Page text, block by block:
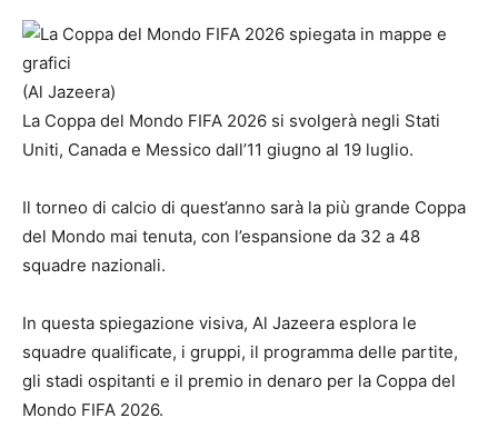
(Al Jazeera)
La Coppa del Mondo FIFA 2026 si svolgerà negli Stati
Uniti, Canada e Messico dall’11 giugno al 19 luglio.
Il torneo di calcio di quest’anno sarà la più grande Coppa
del Mondo mai tenuta, con l’espansione da 32 a 48
squadre nazionali.
In questa spiegazione visiva, Al Jazeera esplora le
squadre qualificate, i gruppi, il programma delle partite,
gli stadi ospitanti e il premio in denaro per la Coppa del
Mondo FIFA 2026.